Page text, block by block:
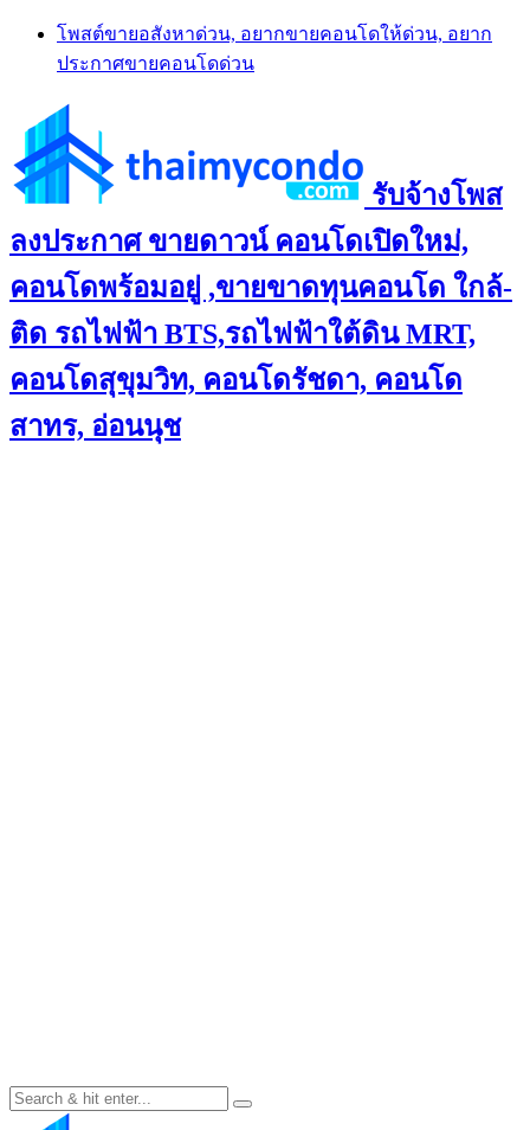
Skip
content
โพสต์ขายอสังหาด่วน, อยากขายคอนโดให้ด่วน, อยาก
ประกาศขายคอนโดด่วน
รับจ้างโพส
ลงประกาศ ขายดาวน์ คอนโดเปิดใหม่,
คอนโดพร้อมอยู่ ,ขายขาดทุนคอนโด ใกล้-
ติด รถไฟฟ้า BTS,รถไฟฟ้าใต้ดิน MRT,
คอนโดสุขุมวิท, คอนโดรัชดา, คอนโด
สาทร, อ่อนนุช